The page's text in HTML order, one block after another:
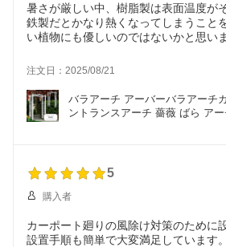
暑さが厳しい中、樹脂製は表面温度が
鉄製だとかなり熱くなってしまうこと
い植物にも優しいのではないかと思い
は一番かと思いますが、やはりメンテ
と、樹脂製を選んで良かったです。
注文日：2025/08/21
バラアーチ アーバーバラアーチ
ントランスアーチ 薔薇 ばら ア
5
購入者
カーポート廻りの風除け対策のために
設置手順も簡単で大変満足しています。